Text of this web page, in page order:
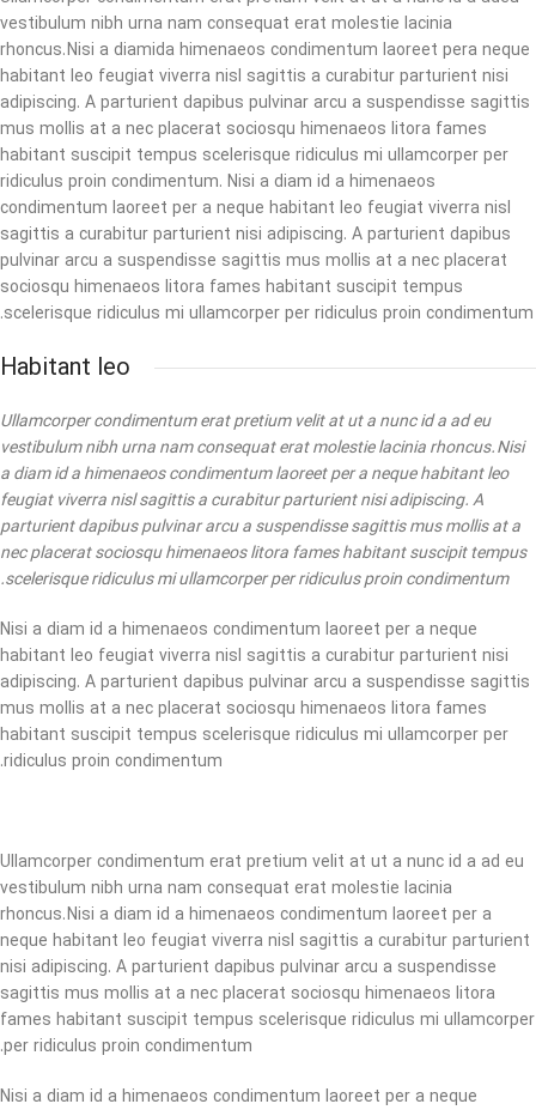
vestibulum nibh urna nam consequat erat molestie lacinia
rhoncus. Nisi a diamida himenaeos condimentum laoreet pera neque
habitant leo feugiat viverra nisl sagittis a curabitur parturient nisi
adipiscing. A parturient dapibus pulvinar arcu a suspendisse sagittis
mus mollis at a nec placerat sociosqu himenaeos litora fames
habitant suscipit tempus scelerisque ridiculus mi ullamcorper per
ridiculus proin condimentum. Nisi a diam id a himenaeos
condimentum laoreet per a neque habitant leo feugiat viverra nisl
sagittis a curabitur parturient nisi adipiscing. A parturient dapibus
pulvinar arcu a suspendisse sagittis mus mollis at a nec placerat
sociosqu himenaeos litora fames habitant suscipit tempus
scelerisque ridiculus mi ullamcorper per ridiculus proin condimentum.
Habitant leo
Ullamcorper condimentum erat pretium velit at ut a nunc id a ad eu
vestibulum nibh urna nam consequat erat molestie lacinia rhoncus. Nisi
a diam id a himenaeos condimentum laoreet per a neque habitant leo
feugiat viverra nisl sagittis a curabitur parturient nisi adipiscing. A
parturient dapibus pulvinar arcu a suspendisse sagittis mus mollis at a
nec placerat sociosqu himenaeos litora fames habitant suscipit tempus
scelerisque ridiculus mi ullamcorper per ridiculus proin condimentum.
Nisi a diam id a himenaeos condimentum laoreet per a neque
habitant leo feugiat viverra nisl sagittis a curabitur parturient nisi
adipiscing. A parturient dapibus pulvinar arcu a suspendisse sagittis
mus mollis at a nec placerat sociosqu himenaeos litora fames
habitant suscipit tempus scelerisque ridiculus mi ullamcorper per
ridiculus proin condimentum.
Ullamcorper condimentum erat pretium velit at ut a nunc id a ad eu
vestibulum nibh urna nam consequat erat molestie lacinia
rhoncus. Nisi a diam id a himenaeos condimentum laoreet per a
neque habitant leo feugiat viverra nisl sagittis a curabitur parturient
nisi adipiscing. A parturient dapibus pulvinar arcu a suspendisse
sagittis mus mollis at a nec placerat sociosqu himenaeos litora
fames habitant suscipit tempus scelerisque ridiculus mi ullamcorper
per ridiculus proin condimentum.
Nisi a diam id a himenaeos condimentum laoreet per a neque